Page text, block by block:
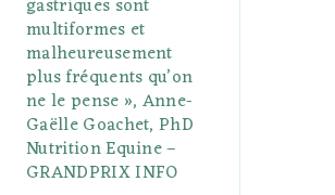
gastriques sont
multiformes et
malheureusement
plus fréquents qu’on
ne le pense », Anne-
Gaëlle Goachet, PhD
Nutrition Equine –
GRANDPRIX INFO